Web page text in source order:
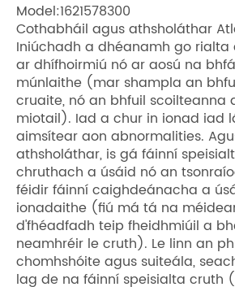
Model:1621578300
Cothabháil agus athsholáthar
Iniúchadh a dhéanamh go rialta
ar dhífhoirmiú nó ar aosú na
múnlaithe (mar shampla an
cruaite, nó an bhfuil scoilteanna
miotail). Iad a chur in ionad iad
aimsítear aon abnormalities.
athsholáthar, is gá fáinní
chruthach a úsáid nó an
féidir fáinní caighdeánacha a
ionadaithe (fiú má tá na
d'fhéadfadh teip fheidhmiúil a
neamhréir le cruth). Le linn an
chomhshóite agus suiteála,
lag de na fáinní speisialta cruth